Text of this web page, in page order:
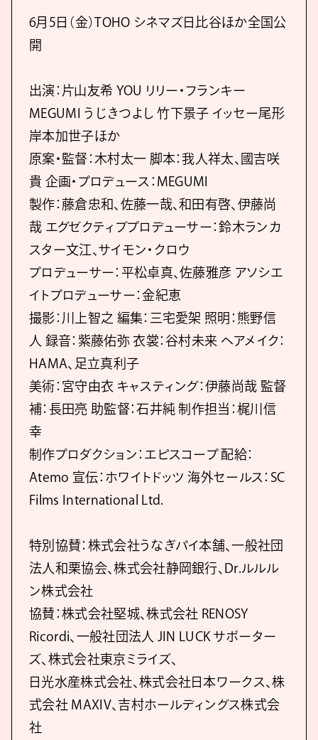
6月5日（金）TOHO シネマズ日比谷ほか全国公
開
出演：片⼭友希 YOU リリー・フランキー
MEGUMI うじきつよし 竹下景子 イッセー尾形
岸本加世子ほか
原案・監督：木村太一 脚本：我人祥太、國吉咲
貴 企画・プロデュース：MEGUMI
製作：藤倉忠和、佐藤一哉、和田有啓、伊藤尚
哉 エグゼクティブプロデューサー：鈴木ランカ
スター文江、サイモン・クロウ
プロデューサー：平松卓真、佐藤雅彦 アソシエ
イトプロデューサー：金紀恵
撮影：川上智之 編集：三宅愛架 照明：熊野信
人 録音：紫藤佑弥 衣裳：谷村未来 ヘアメイク：
HAMA、足立真利子
美術：宮守由衣 キャスティング：伊藤尚哉 監督
補：長田亮 助監督：石井純 制作担当：梶川信
幸
制作プロダクション：エピスコープ 配給：
Atemo 宣伝：ホワイトドッツ 海外セールス：SC
Films International Ltd.
特別協賛：株式会社うなぎパイ本舗、一般社団
法人和栗協会、株式会社静岡銀行、Dr.ルルル
ン株式会社
協賛：株式会社堅城、株式会社 RENOSY
Ricordi、一般社団法人 JIN LUCK サポーター
ズ、株式会社東京ミライズ、
日光水産株式会社、株式会社日本ワークス、株
式会社 MAXIV、吉村ホールディングス株式会
社